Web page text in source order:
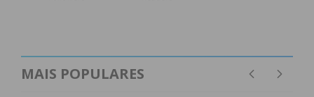
Eu li e concordo com os
termos e
MAIS POPULARES